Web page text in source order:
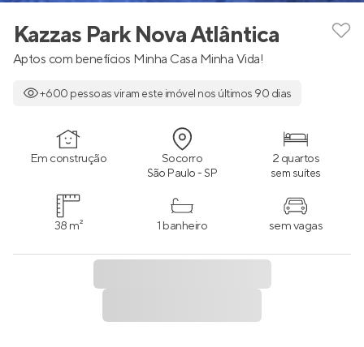
Kazzas Park Nova Atlântica
Aptos com benefícios Minha Casa Minha Vida!
+600 pessoas viram este imóvel nos últimos 90 dias
Em construção Socorro
São Paulo - SP
2 quartos
sem suítes
38 m² 1 banheiro sem vagas